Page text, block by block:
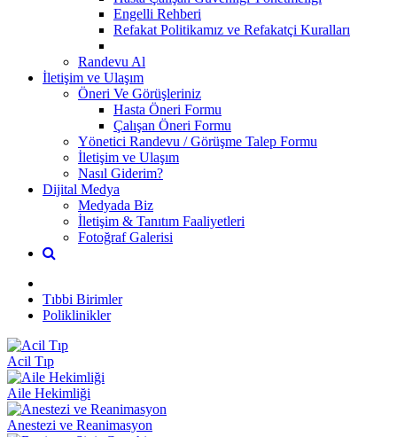
Engelli Rehberi
Refakat Politikamız ve Refakatçi Kuralları
Randevu Al
İletişim ve Ulaşım
Öneri Ve Görüşleriniz
Hasta Öneri Formu
Çalışan Öneri Formu
Yönetici Randevu / Görüşme Talep Formu
İletişim ve Ulaşım
Nasıl Giderim?
Dijital Medya
Medyada Biz
İletişim & Tanıtım Faaliyetleri
Fotoğraf Galerisi
Tıbbi Birimler
Poliklinikler
Acil Tıp
Aile Hekimliği
Anestezi ve Reanimasyon